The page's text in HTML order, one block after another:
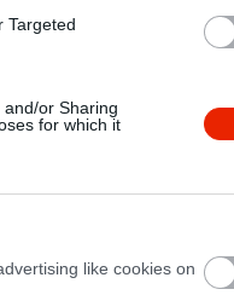
Targeted
or Sharing
for which it
like cookies on